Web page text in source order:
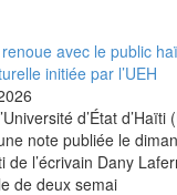
avec le public
initiée par l’UEH
d’État d’Haïti
note publiée le
de l’écrivain Dany
de deux semai